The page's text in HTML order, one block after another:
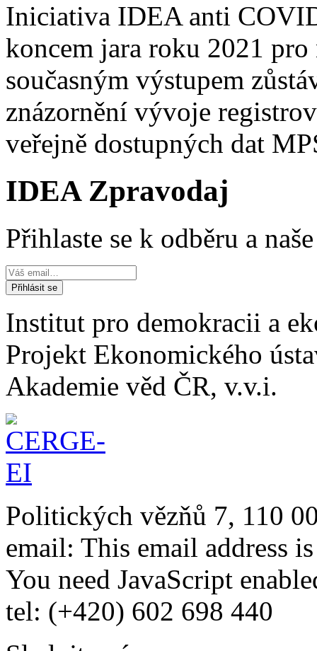
Iniciativa IDEA anti
koncem jara roku 2021
současným výstupem
znázornění vývoje
veřejně dostupných dat
IDEA Zpravodaj
Přihlaste se k odběru a
Institut pro demokracii a
Projekt Ekonomického
Akademie věd ČR, v.v.i.
Politických vězňů 7, 110
email: This email address
You need JavaScript
tel: (+420) 602 698 440